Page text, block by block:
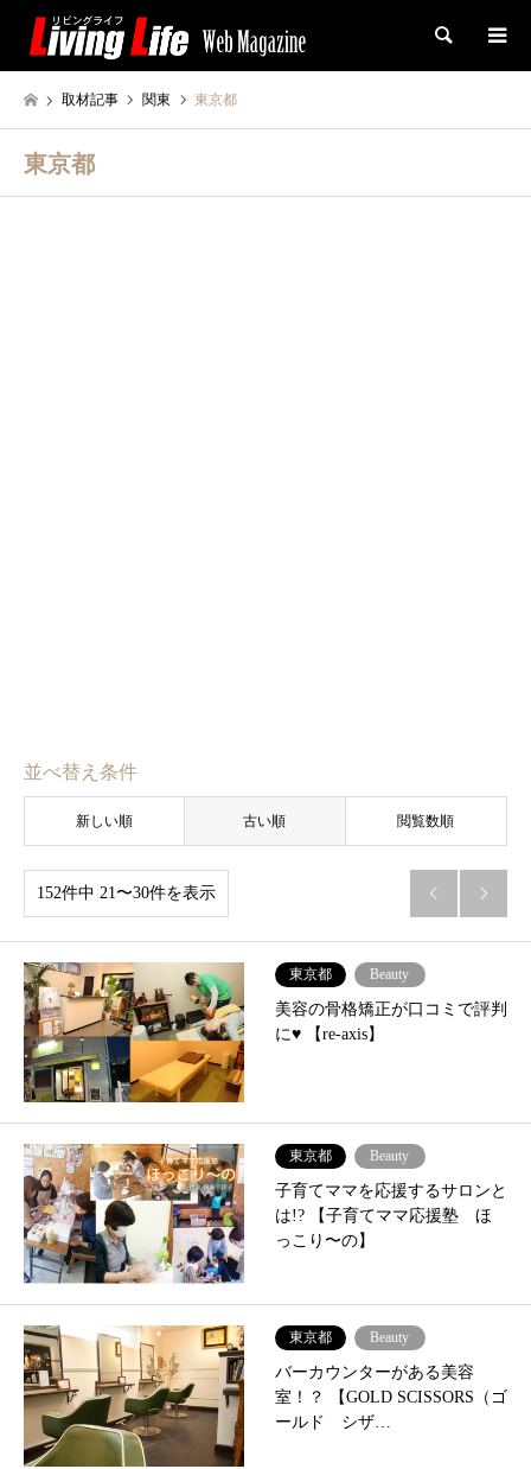
検索
取材記事 関東 東京都
東京都
並べ替え条件
新しい順 古い順 閲覧数順
152件中 21〜30件を表示  
東京都 Beauty
美容の骨格矯正が口コミで評判
に♥ 【re-axis】
東京都 Beauty
子育てママを応援するサロンと
は!? 【子育てママ応援塾 ほ
っこり〜の】
東京都 Beauty
バーカウンターがある美容
室！？ 【GOLD SCISSORS（ゴ
ールド シザ…